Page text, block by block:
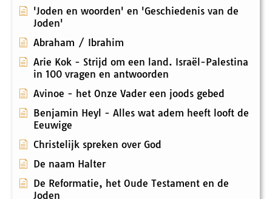
'Joden en woorden' en 'Geschiedenis van de
Joden'
Abraham / Ibrahim
Arie Kok - Strijd om een land. Israël-Palestina
in 100 vragen en antwoorden
Avinoe - het Onze Vader een joods gebed
Benjamin Heyl - Alles wat adem heeft looft de
Eeuwige
Christelijk spreken over God
De naam Halter
De Reformatie, het Oude Testament en de
Joden